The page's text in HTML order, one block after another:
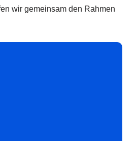
wir gemeinsam den Rahmen